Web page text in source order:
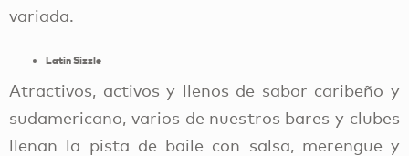
variada.
Latin Sizzle
Atractivos, activos y llenos de sabor caribeño y
sudamericano, varios de nuestros bares y clubes
llenan la pista de baile con salsa, merengue y